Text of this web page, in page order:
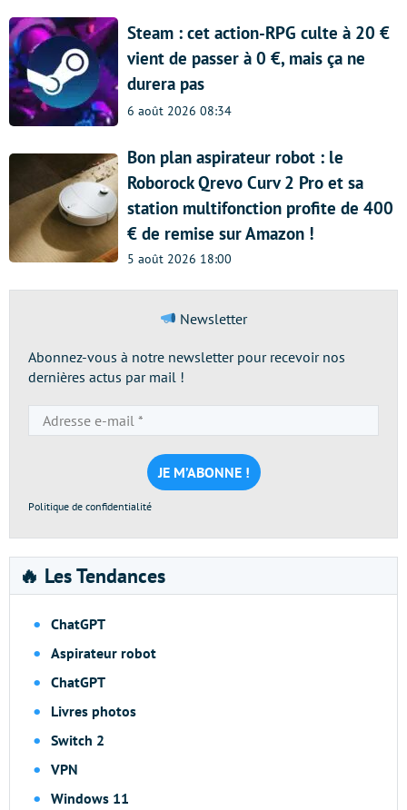
Steam : cet action-RPG culte à 20 €
vient de passer à 0 €, mais ça ne
durera pas
6 août 2026 08:34
Bon plan aspirateur robot : le
Roborock Qrevo Curv 2 Pro et sa
station multifonction profite de 400
€ de remise sur Amazon !
5 août 2026 18:00
Newsletter
Abonnez-vous à notre newsletter pour recevoir nos
dernières actus par mail !
e-
mail
*
Politique de confidentialité
🔥 Les Tendances
ChatGPT
Aspirateur robot
ChatGPT
Livres photos
Switch 2
VPN
Windows 11